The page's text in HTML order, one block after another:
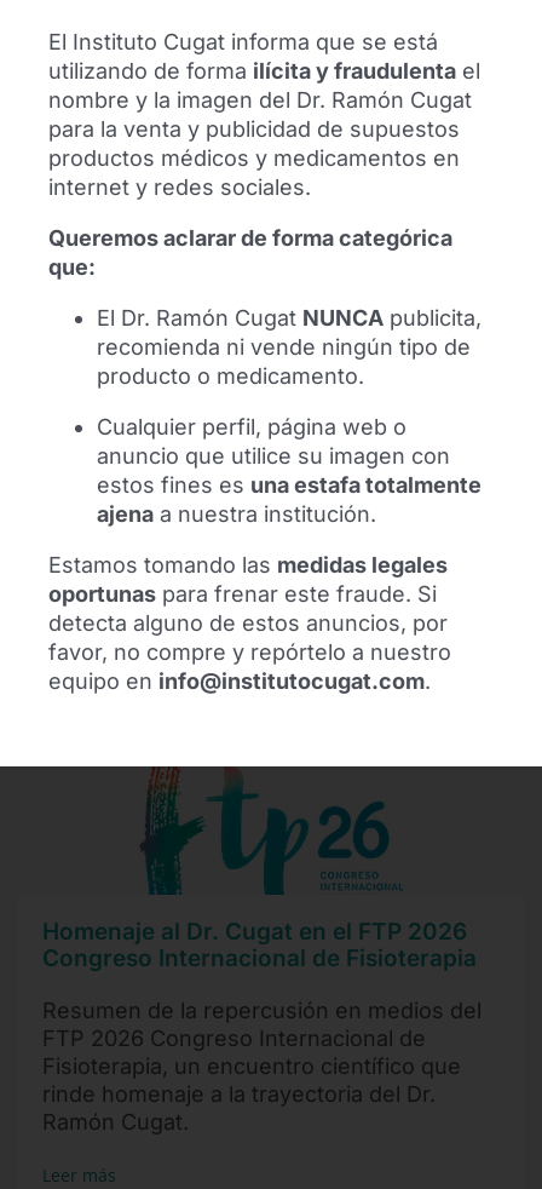
reencuentra con el Dr. Ramón Cugat en
Barcelona
reencontrado con el Dr. Ramón Cugat en
Barcelona para mostrar su agradecimiento
al equipo médico tras años de seguimiento
profesional.
Leer más
Homenaje al Dr. Cugat en el FTP 2026
Congreso Internacional de Fisioterapia
Resumen de la repercusión en medios del
FTP 2026 Congreso Internacional de
Fisioterapia, un encuentro científico que
rinde homenaje a la trayectoria del Dr.
Ramón Cugat.
Leer más
El Instituto Cugat informa que se está
utilizando de forma ilícita y fraudulenta el
nombre y la imagen del Dr. Ramón Cugat
para la venta y publicidad de supuestos
productos médicos y medicamentos en
internet y redes sociales.
Queremos aclarar de forma categórica
que:
El Dr. Ramón Cugat NUNCA publicita,
recomienda ni vende ningún tipo de
producto o medicamento.
Cualquier perfil, página web o
anuncio que utilice su imagen con
estos fines es una estafa totalmente
ajena a nuestra institución.
Estamos tomando las medidas legales
oportunas para frenar este fraude. Si
detecta alguno de estos anuncios, por
favor, no compre y repórtelo a nuestro
equipo en info@institutocugat.com.